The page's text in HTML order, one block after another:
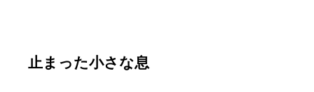
止まった小さな息